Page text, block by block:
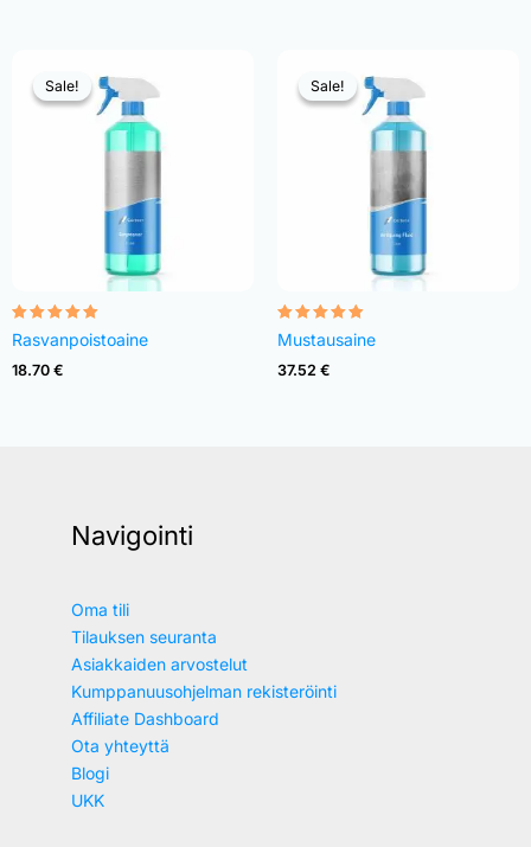
Sale!
Sale!
Rated
4.82
out of 5
Rasvanpoistoaine
18.70 €
Sale!
Sale!
Rated
4.83
out of 5
Mustausaine
37.52 €
Navigointi
Oma tili
Tilauksen seuranta
Asiakkaiden arvostelut
Kumppanuusohjelman rekisteröinti
Affiliate Dashboard
Ota yhteyttä
Blogi
UKK